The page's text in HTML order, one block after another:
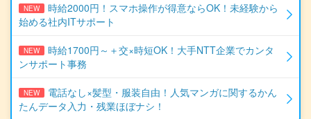
NEW
時給2000円！スマホ操作が得意ならOK！未経験から
始める社内ITサポート
NEW
時給1700円～＋交×時短OK！大手NTT企業でカンタ
ンサポート事務
NEW
電話なし×髪型・服装自由！人気マンガに関するかん
たんデータ入力・残業ほぼナシ！